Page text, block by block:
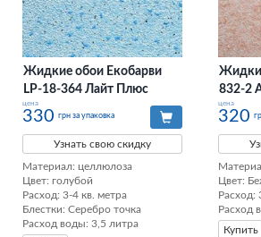
Жидкие обои Екобарви
LP-18-364 Лайт Плюс
цена
330 грн за упаковка
Узнать свою скидку
Материал: целлюлоза
Цвет: голубой
Расход: 3-4 кв. метра
Блестки: Серебро точка
Расход воды: 3,5 литра
832-2
цена
320
Цвет:
Расход:
Расход
Купить